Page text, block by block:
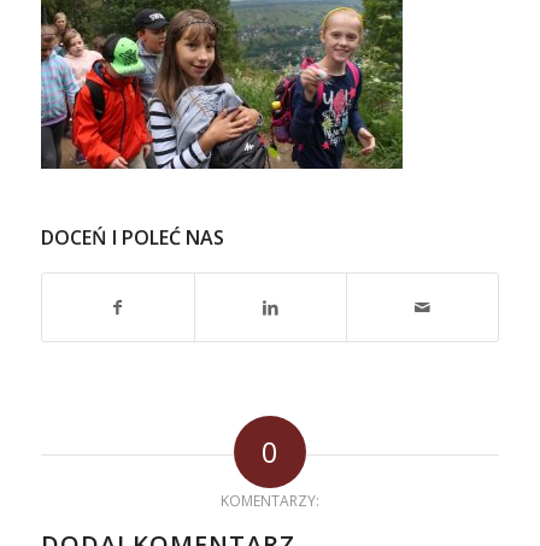
DOCEŃ I POLEĆ NAS
0
KOMENTARZY: